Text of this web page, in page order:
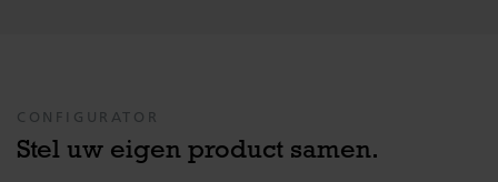
CONFIGURATOR
Stel uw eigen product samen.